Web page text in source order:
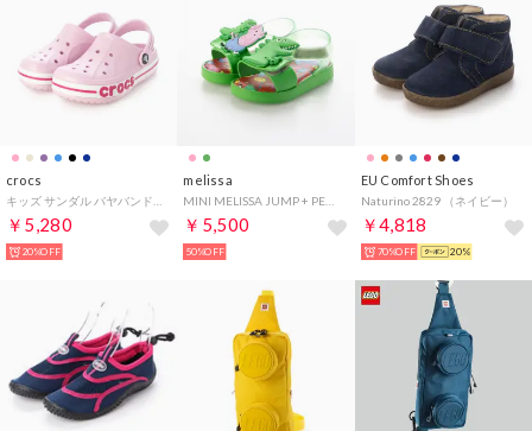
crocs
￥5,280
20%OFF
melissa
￥5,500
50%OFF
EU Comfort Shoes
Naturino 2829 （ネイビー）
￥4,818
70%OFF 20%